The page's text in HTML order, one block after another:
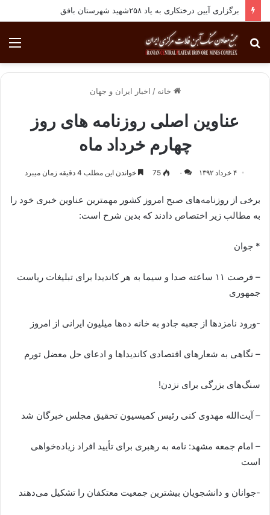
برگزاری آیین درختکاری به یاد ۲۵۸شهید شهرستان بافق
جستجو
برای
خانه / اخبار ایران و جهان
عناوین اصلی روزنامه های روز
چهارم خرداد ماه
۴ خرداد ۱۳۹۲ ۰ 75 خواندن این مطلب 4 دقیقه زمان میبرد
برخی از روزنامه‌های صبح امروز کشور مهمترین عناوین خبری خود را
به مطالب زیر اختصاص دادند که بدین شرح است:
* جوان
– فرصت ۱۱ ساعته صدا و سیما به هر کاندیدا برای تبلیغات ریاست
جمهوری
-ورود نامزدها از جعبه جادو به خانه ده‌ها میلیون ایرانی از امروز
– نگاهی به شعارهای اقتصادی کاندیداها و ادعای حل معضل تورم
سنگ‌های بزرگی برای نزدن!
– آیت‌الله مهدوی کنی رئیس کمیسیون تحقیق مجلس خبرگان شد
– امام جمعه مشهد: نامه به رهبری برای تأیید افراد زیاده‌خواهی
است
-جوانان و دانشجویان بیشترین جمعیت معتکفان را تشکیل می‌دهند